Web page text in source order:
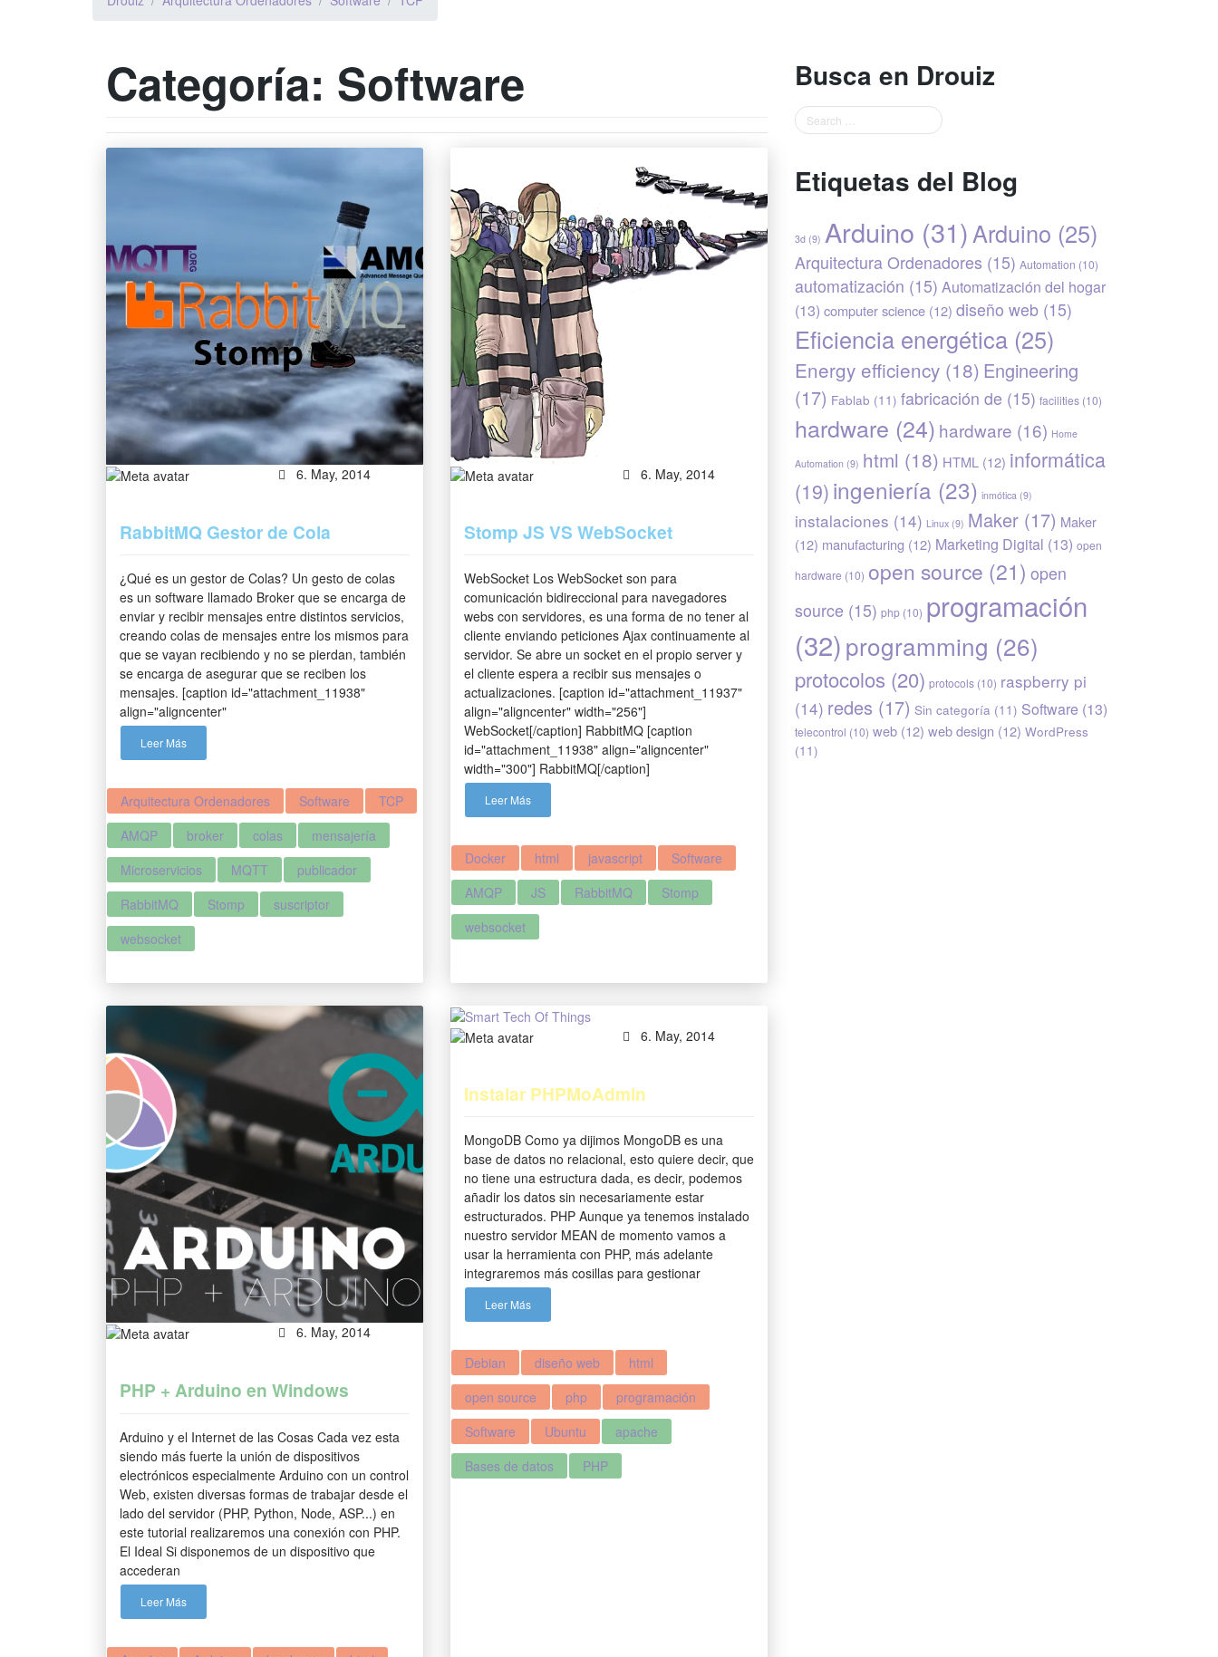
Categoría: Software
6. May, 2014
RabbitMQ Gestor de Cola
¿Qué es un gestor de Colas? Un gesto de colas
es un software llamado Broker que se encarga de
enviar y recibir mensajes entre distintos servicios,
creando colas de mensajes entre los mismos para
que se vayan recibiendo y no se pierdan, también
se encarga de asegurar que se reciben los
mensajes. [caption id="attachment_11938"
align="aligncenter"
Leer Más
Arquitectura Ordenadores Software
TCP
AMQP
broker colas
mensajería
Microservicios
MQTT
publicador
RabbitMQ
Stomp
suscriptor
websocket
6. May, 2014
Stomp JS VS WebSocket
WebSocket Los WebSocket son para
comunicación bidireccional para navegadores
webs con servidores, es una forma de no tener al
cliente enviando peticiones Ajax continuamente al
servidor. Se abre un socket en el propio server y
el cliente espera a recibir sus mensajes o
actualizaciones. [caption id="attachment_11937"
align="aligncenter" width="256"]
WebSocket[/caption] RabbitMQ [caption
id="attachment_11938" align="aligncenter"
width="300"] RabbitMQ[/caption]
Leer Más
Docker html javascript
Software
AMQP
JS RabbitMQ
Stomp
websocket
6. May, 2014
PHP + Arduino en Windows
Arduino y el Internet de las Cosas Cada vez esta
siendo más fuerte la unión de dispositivos
electrónicos especialmente Arduino con un control
Web, existen diversas formas de trabajar desde el
lado del servidor (PHP, Python, Node, ASP...) en
este tutorial realizaremos una conexión con PHP.
El Ideal Si disponemos de un dispositivo que
accederan
Leer Más
6. May, 2014
Instalar PHPMoAdmin
MongoDB Como ya dijimos MongoDB es una
base de datos no relacional, esto quiere decir, que
no tiene una estructura dada, es decir, podemos
añadir los datos sin necesariamente estar
estructurados. PHP Aunque ya tenemos instalado
nuestro servidor MEAN de momento vamos a
usar la herramienta con PHP, más adelante
integraremos más cosillas para gestionar
Leer Más
Debian diseño web
html
open source
php
programación
Software
Ubuntu
apache
Bases de datos
PHP
Busca en Drouiz
Etiquetas del Blog
3d (9) Arduino (31)Arduino (25)
Arquitectura Ordenadores (15) Automation (10)
automatización (15) Automatización del hogar
(13) computer science (12) diseño web (15)
Eficiencia energética (25)
Energy efficiency (18) Engineering
(17) Fablab (11) fabricación de (15) facilities (10)
hardware (24) hardware (16) Home
Automation (9) html (18) HTML (12) informática
(19)ingeniería (23) inmótica (9)
instalaciones (14) Linux (9) Maker (17) Maker
(12) manufacturing (12) Marketing Digital (13) open
hardware (10) open source (21) open
source (15) php (10) programación
(32)programming (26)
protocolos (20) protocols (10) raspberry pi
(14) redes (17) Sin categoría (11) Software (13)
telecontrol (10) web (12) web design (12) WordPress
(11)